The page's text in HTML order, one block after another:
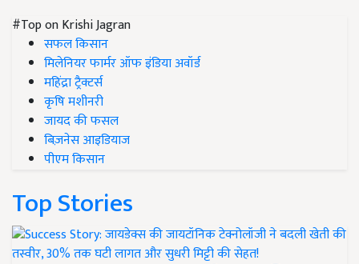
#Top on Krishi Jagran
सफल किसान
मिलेनियर फार्मर ऑफ इंडिया अवॉर्ड
महिंद्रा ट्रैक्टर्स
कृषि मशीनरी
जायद की फसल
बिज़नेस आइडियाज
पीएम किसान
Top Stories